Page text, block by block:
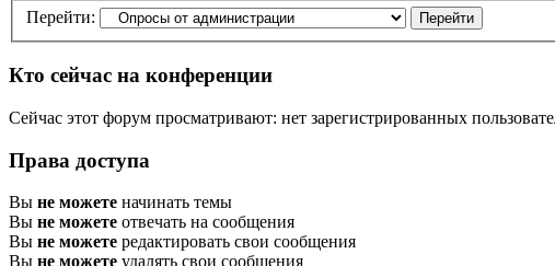
Перейти:
Кто сейчас на конференции
Сейчас этот форум просматривают: нет зарегистрированных
Права доступа
Вы не можете начинать темы
Вы не можете отвечать на сообщения
Вы не можете редактировать свои сообщения
Вы не можете удалять свои сообщения